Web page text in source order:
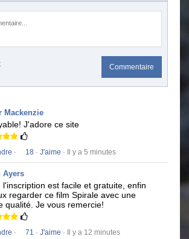
Commentaire
Mackenzie
J'adore ce site
· 18 · J'aime · Il y a 5 minutes
Ayers
l'inscription est facile et gratuite, enfin
regarder ce film Spirale avec une
qualité. Je vous remercie!
· 71 · J'aime · Il y a 12 minutes